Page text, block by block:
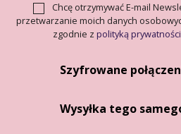
Chcę otrzymywać E-mail
przetwarzanie moich danych
zgodnie z polityką
Szyfrowane
Wysyłka tego